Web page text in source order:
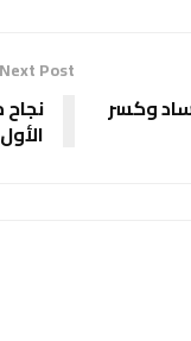
وكسر
Next Post